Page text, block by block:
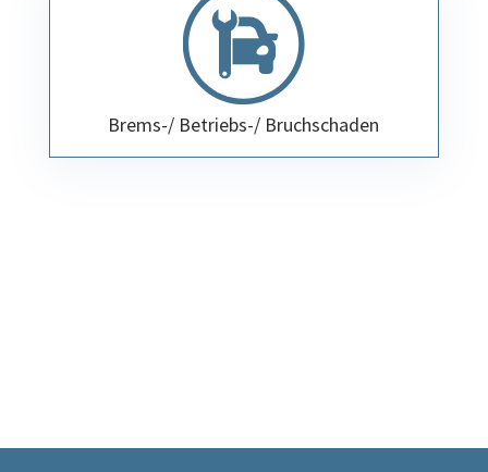
Brems-/ Betriebs-/ Bruchschaden